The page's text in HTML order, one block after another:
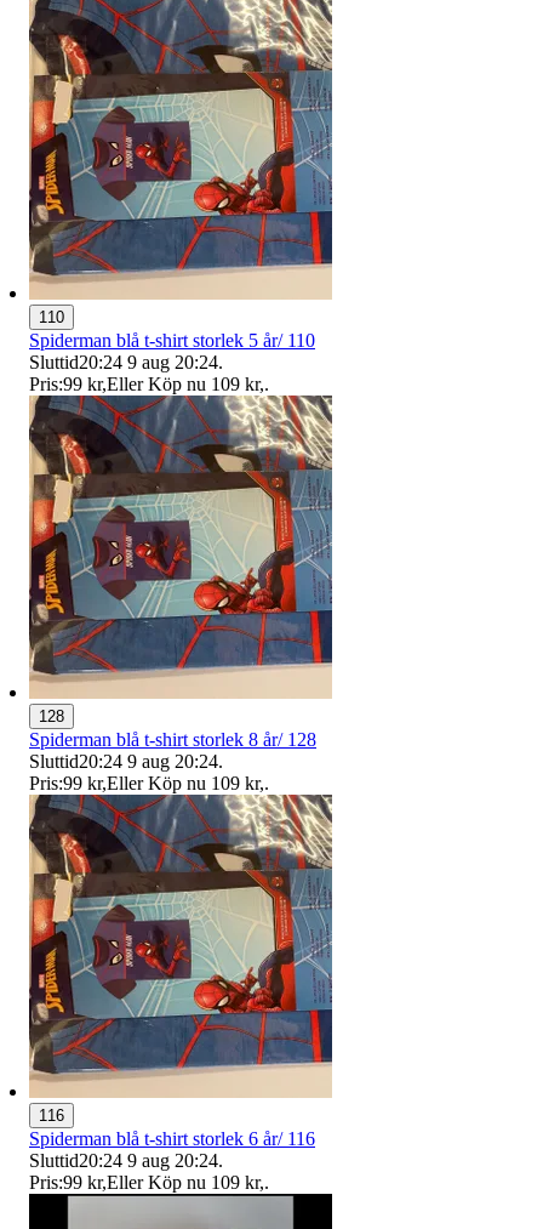
110
Spiderman blå t-shirt storlek 5 år/ 110
Sluttid20:24 9 aug 20:24.
Pris:99 kr,Eller Köp nu 109 kr,.
128
Spiderman blå t-shirt storlek 8 år/ 128
Sluttid20:24 9 aug 20:24.
Pris:99 kr,Eller Köp nu 109 kr,.
116
Spiderman blå t-shirt storlek 6 år/ 116
Sluttid20:24 9 aug 20:24.
Pris:99 kr,Eller Köp nu 109 kr,.